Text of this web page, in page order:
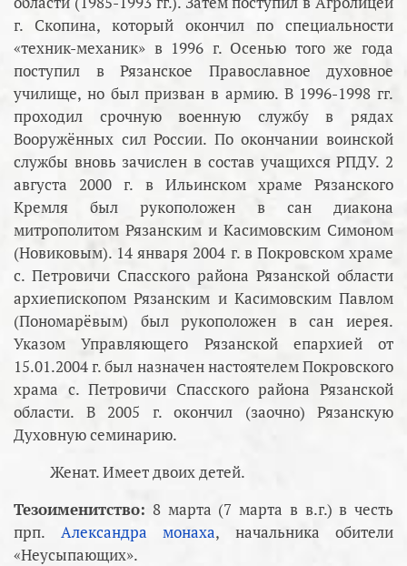
г. Скопина, который окончил по специальности
«техник-механик» в 1996 г. Осенью того же года
поступил в Рязанское Православное духовное
училище, но был призван в армию. В 1996-1998 гг.
проходил срочную военную службу в рядах
Вооружённых сил России. По окончании воинской
службы вновь зачислен в состав учащихся РПДУ. 2
августа 2000 г. в Ильинском храме Рязанского
Кремля был рукоположен в сан диакона
митрополитом Рязанским и Касимовским Симоном
(Новиковым). 14 января 2004 г. в Покровском храме
с. Петровичи Спасского района Рязанской области
архиепископом Рязанским и Касимовским Павлом
(Пономарёвым) был рукоположен в сан иерея.
Указом Управляющего Рязанской епархией от
15.01.2004 г. был назначен настоятелем Покровского
храма с. Петровичи Спасского района Рязанской
области. В 2005 г. окончил (заочно) Рязанскую
Духовную семинарию.
Женат. Имеет двоих детей.
Тезоименитство: 8 марта (7 марта в в.г.) в честь
прп. Александра монаха, начальника обители
«Неусыпающих».